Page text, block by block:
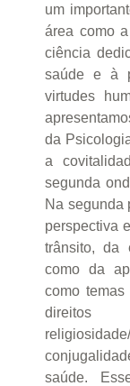
um
área como
ciência
saúde e à
virtudes
da
a
segunda
Na segunda
perspectiva
trânsito, da
como da
como
saúde.